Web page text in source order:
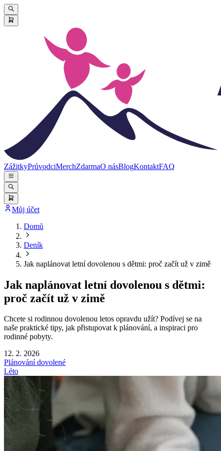
ZážitkyPrůvodciMerchZdarmaO násBlogKontaktFAQ
Můj účet
Domů
Deník
Jak naplánovat letní dovolenou s dětmi: proč začít už v zimě
Jak naplánovat letní dovolenou s dětmi:
proč začít už v zimě
Chcete si rodinnou dovolenou letos opravdu užít? Podívej se na
naše praktické tipy, jak přistupovat k plánování, a inspiraci pro
rodinné pobyty.
12. 2. 2026
Plánování dovolené
Léto